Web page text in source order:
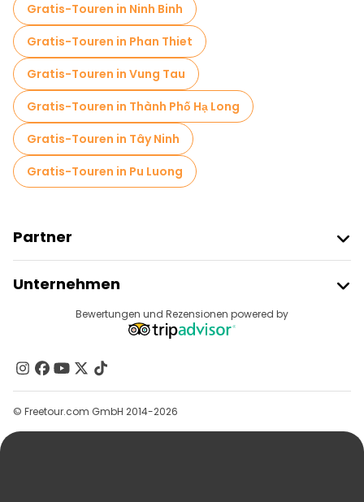
Gratis-Touren in Ninh Binh
Gratis-Touren in Phan Thiet
Gratis-Touren in Vung Tau
Gratis-Touren in Thành Phố Hạ Long
Gratis-Touren in Tây Ninh
Gratis-Touren in Pu Luong
Partner
Anbieter-Anmeldung
Affiliate-Programm
Unternehmen
Reiseziele
Kontakt
Gruppen
Hilfe
Bewertungen und Rezensionen powered by
© Freetour.com GmbH 2014-2026